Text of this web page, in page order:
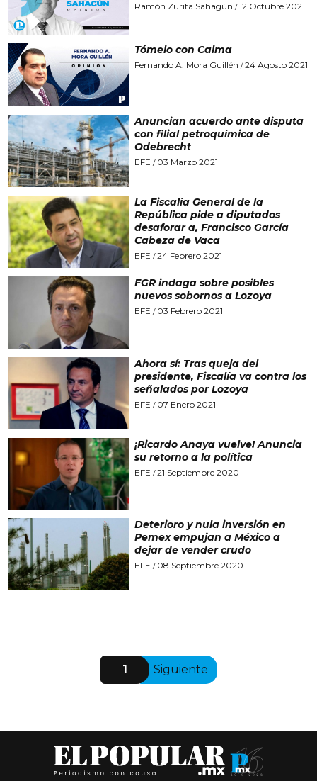
Ramón Zurita Sahagún /12 Octubre 2021
Tómelo con Calma
Fernando A. Mora Guillén /24 Agosto 2021
Anuncian acuerdo ante disputa
con filial petroquímica de
Odebrecht
EFE / 03 Marzo 2021
La Fiscalía General de la
República pide a diputados
desaforar a, Francisco García
Cabeza de Vaca
EFE /24 Febrero 2021
FGR indaga sobre posibles
nuevos sobornos a Lozoya
EFE / 03 Febrero 2021
Ahora sí: Tras queja del
presidente, Fiscalía va contra los
señalados por Lozoya
EFE / 07 Enero 2021
¡Ricardo Anaya vuelve! Anuncia
su retorno a la política
EFE /21 Septiembre 2020
Deterioro y nula inversión en
Pemex empujan a México a
dejar de vender crudo
EFE / 08 Septiembre 2020
1 Siguiente